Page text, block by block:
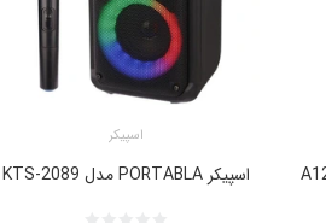
اسپیکر
اسپیکر PORTABLA مدل KTS-2089